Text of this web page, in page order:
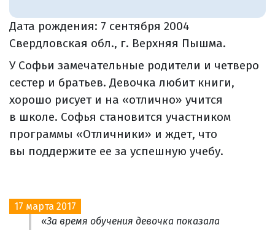
Дата рождения: 7 сентября 2004
Свердловская обл., г. Верхняя Пышма.
У Софьи замечательные родители и четверо
сестер и братьев. Девочка любит книги,
хорошо рисует и на «отлично» учится
в школе. Софья становится участником
программы «Отличники» и ждет, что
вы поддержите ее за успешную учебу.
17 марта 2017
«За время обучения девочка показала